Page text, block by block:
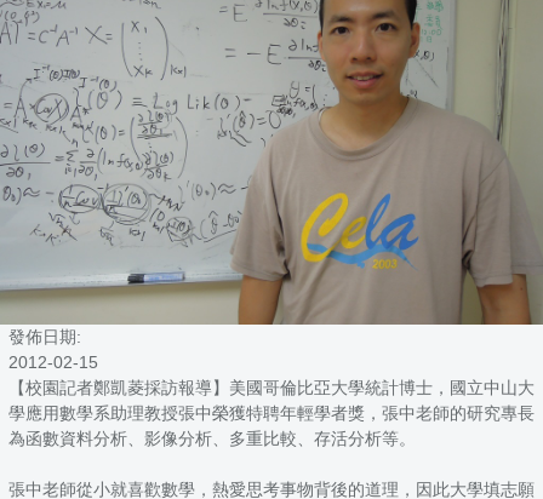
發佈日期:
2012-02-15
【校園記者鄭凱菱採訪報導】美國哥倫比亞大學統計博士，國立中山大
學應用數學系助理教授張中榮獲特聘年輕學者獎，張中老師的研究專長
為函數資料分析、影像分析、多重比較、存活分析等。
張中老師從小就喜歡數學，熱愛思考事物背後的道理，因此大學填志願